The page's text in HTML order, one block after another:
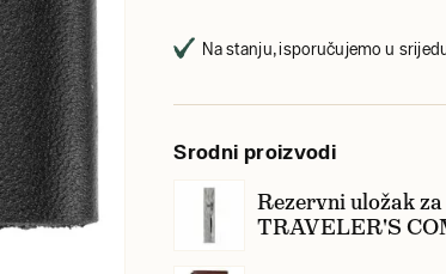
Na stanju, isporučujemo u
Srodni proizvodi
Rezervni uložak
TRAVELER'S